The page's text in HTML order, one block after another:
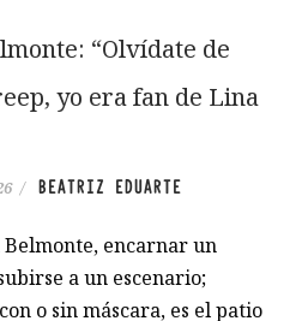
“Olvídate de
yo era fan de Lina
/ BEATRIZ EDUARTE
encarnar un
a un escenario;
o sin máscara, es el patio